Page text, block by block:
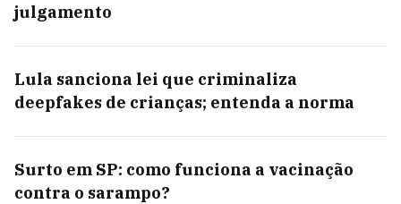
julgamento
Lula sanciona lei que criminaliza
deepfakes de crianças; entenda a norma
Surto em SP: como funciona a vacinação
contra o sarampo?